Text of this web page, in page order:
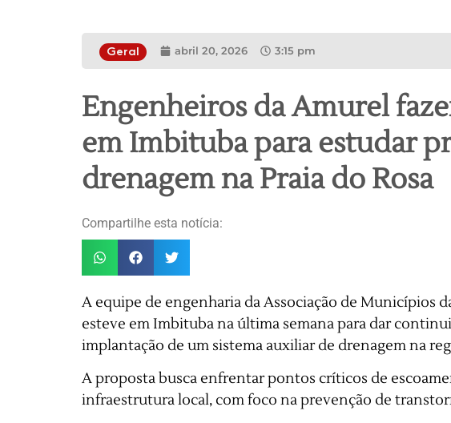
Geral abril 20, 2026 3:15 pm
Engenheiros da Amurel
em Imbituba para estudar
drenagem na Praia do Rosa
Compartilhe esta notícia:
A equipe de engenharia da Associação de Municípios
esteve em Imbituba na última semana para dar
implantação de um sistema auxiliar de drenagem na
A proposta busca enfrentar pontos críticos de
infraestrutura local, com foco na prevenção de